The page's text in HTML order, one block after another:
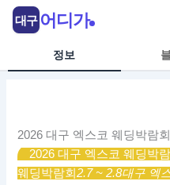
정보
2026 대구 엑스코 웨딩박람회
2026 대구 엑스코 웨딩박
웨딩박람회2.7 ~ 2.8대구 엑
대구 어디가